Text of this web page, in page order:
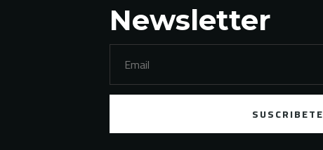
Newsletter
SUSCRIBETE